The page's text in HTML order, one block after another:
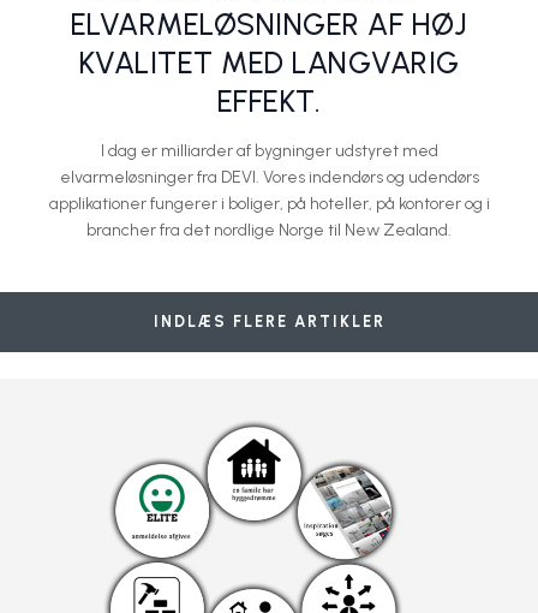
ELVARMELØSNINGER AF HØJ
KVALITET MED LANGVARIG
EFFEKT.
I dag er milliarder af bygninger udstyret med
elvarmeløsninger fra DEVI. Vores indendørs og udendørs
applikationer fungerer i boliger, på hoteller, på kontorer og i
brancher fra det nordlige Norge til New Zealand.
Fremtidens opvarmning er baseret på sol og el!
Elektrisk snerydning sætter stopper for uforudsete udgifter
Passivhus og elektrisk gulvvarme følges nu ad
INDLÆS FLERE ARTIKLER